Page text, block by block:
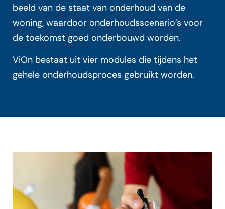
beeld van de staat van onderhoud van de
woning, waardoor onderhoudsscenario’s voor
de toekomst goed onderbouwd worden.
ViOn bestaat uit vier modules die tijdens het
gehele onderhoudsproces gebruikt worden.